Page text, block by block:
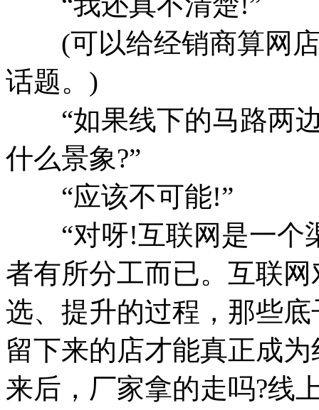
(可以给经销商算网店
话题。)
“如果线下的马路两边
什么景象?”
“应该不可能!”
“对呀!互联网是一个
者有所分工而已。互联
选、提升的过程，那些
留下来的店才能真正成
来后，厂家拿的走吗?线